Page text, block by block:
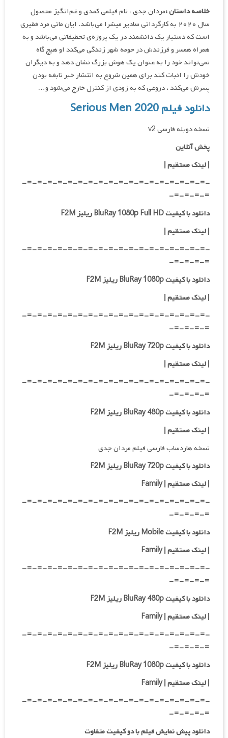
خلاصه داستان :مردان جدی ، نام فیلمی کمدی و غم‌انگیز محصول
سال ۲۰۲۰ به کارگردانی سادیر میشرا می‌باشد. ایان مانی مرد فقیری
است که دستیار یک دانشمند در یک پروژه‌ی تحقیقاتی می‌باشد و به
همراه همسر و فرزندش در حومه شهر زندگی می‌کند او هیچ گاه
نمی‌تواند خود را به عنوان یک هوش بزرگ نشان دهد و به دیگران
خودش را اثبات کند برای همین شروع به انتشار خبر نابغه بودن
پسرش می‌کند ، دروغی که به زودی از کنترل خارج می‌شود و…
دانلود فیلم Serious Men 2020
نسخه دوبله فارسی v2
پخش آنلاین
| لینک مستقیم|
-=-=-=-=-=-=-=-=-=-=-=-=-=-=-=-=-=-=-
=-=-=-=-
دانلود با کیفیت BluRay 1080p Full HD ریلیز F2M
|لینک مستقیم|
-=-=-=-=-=-=-=-=-=-=-=-=-=-=-=-=-=-=-
=-=-=-=-
دانلود با کیفیت BluRay 1080p ریلیز F2M
|لینک مستقیم|
-=-=-=-=-=-=-=-=-=-=-=-=-=-=-=-=-=-=-
=-=-=-=-
دانلود با کیفیت BluRay 720p ریلیز F2M
| لینک مستقیم|
-=-=-=-=-=-=-=-=-=-=-=-=-=-=-=-=-=-=-
=-=-=-=-
دانلود با کیفیت BluRay 480p ریلیز F2M
| لینک مستقیم|
نسخه هاردساب فارسی فیلم مردان جدی
دانلود با کیفیت BluRay 720p ریلیز F2M
| لینک مستقیم| Family
-=-=-=-=-=-=-=-=-=-=-=-=-=-=-=-=-=-=-
=-=-=-=-
دانلود با کیفیت Mobile ریلیز F2M
| لینک مستقیم| Family
-=-=-=-=-=-=-=-=-=-=-=-=-=-=-=-=-=-=-
=-=-=-=-
دانلود با کیفیت BluRay 480p ریلیز F2M
| لینک مستقیم| Family
-=-=-=-=-=-=-=-=-=-=-=-=-=-=-=-=-=-=-
=-=-=-=-
دانلود با کیفیت BluRay 1080p ریلیز F2M
|لینک مستقیم| Family
-=-=-=-=-=-=-=-=-=-=-=-=-=-=-=-=-=-=-
=-=-=-=-
دانلود پیش نمایش فیلم با دو کیفیت متفاوت